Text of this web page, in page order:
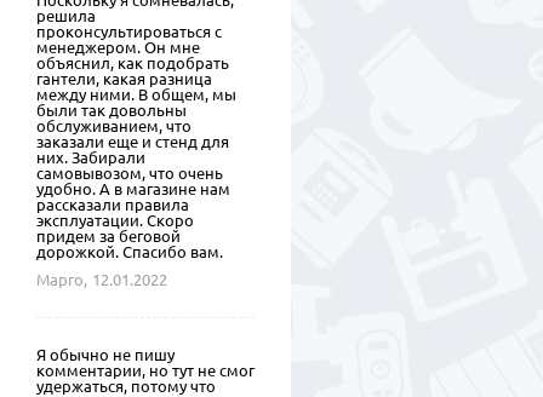
решила
проконсультироваться с
менеджером. Он мне
объяснил, как подобрать
гантели, какая разница
между ними. В общем, мы
были так довольны
обслуживанием, что
заказали еще и стенд для
них. Забирали
самовывозом, что очень
удобно. А в магазине нам
рассказали правила
эксплуатации. Скоро
придем за беговой
дорожкой. Спасибо вам.
Марго, 12.01.2022
Я обычно не пишу
комментарии, но тут не смог
удержаться, потому что